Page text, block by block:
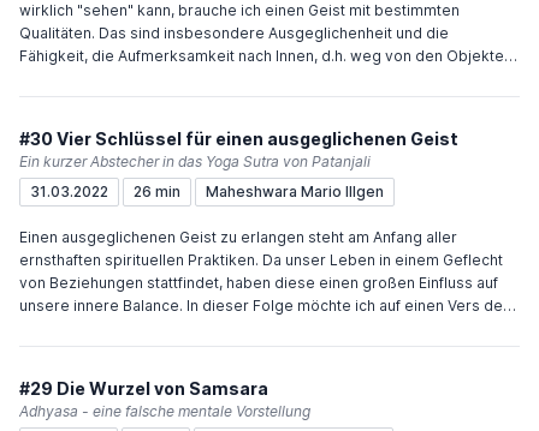
wirklich "sehen" kann, brauche ich einen Geist mit bestimmten
Qualitäten. Das sind insbesondere Ausgeglichenheit und die
Fähigkeit, die Aufmerksamkeit nach Innen, d.h. weg von den Objekten
Qualitäten im Wege steht. Und das Vorhandensein von Leid ist eines
Ursachen für Leid eingehen, die in unserer Sichtweise zu finden sind.
Und wie ich diese Sichtweisen erkennen und damit umgehen kann.
Viel Freude und Inspiration wünscht Dir Maheshwara Wenn Du den
einfach geht das über "Buy me a coffee" oder meinen Paypal.me-
Account.
#30 Vier Schlüssel für einen ausgeglichenen Geist
Ein kurzer Abstecher in das Yoga Sutra von Patanjali
31.03.2022
26 min Maheshwara Mario Illgen
Einen ausgeglichenen Geist zu erlangen steht am Anfang aller
ernsthaften spirituellen Praktiken. Da unser Leben in einem Geflecht
von Beziehungen stattfindet, haben diese einen großen Einfluss auf
unsere innere Balance. In dieser Folge möchte ich auf einen Vers des
unseren Begegnungen zu dieser Ruhe des Geistes führen. Viel
Podcast unterstützen möchtest, würde mich das sehr freuen. Sehr
einfach geht das über "Buy me a coffee" oder meinen Paypal.me-
#29 Die Wurzel von Samsara
Adhyasa - eine falsche mentale Vorstellung